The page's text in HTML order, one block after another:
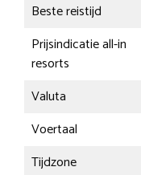
Beste reistijd
Prijsindicatie all-in
resorts
Valuta
Voertaal
Tijdzone